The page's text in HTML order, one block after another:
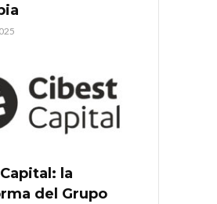
la
del Grupo